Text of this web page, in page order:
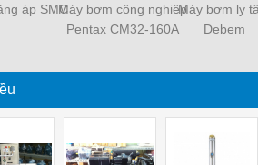
áp SMCMáy bơm công nghiệp
Pentax CM32-160A
Máy bơm ly
Debem